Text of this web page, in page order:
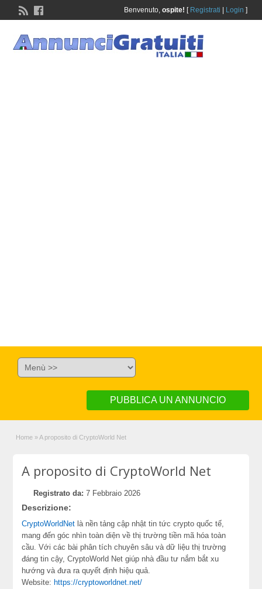
Benvenuto, ospite! [ Registrati Login ]
PUBBLICA UN ANNUNCIO
Home » A proposito di CryptoWorld Net
A proposito di CryptoWorld Net
Registrato da: 7 Febbraio 2026
Descrizione:
CryptoWorldNet là nền tảng cập nhật tin tức crypto quốc tế,
mang đến góc nhìn toàn diện về thị trường tiền mã hóa toàn
cầu. Với các bài phân tích chuyên sâu và dữ liệu thị trường
đáng tin cậy, CryptoWorld Net giúp nhà đầu tư nắm bắt xu
hướng và đưa ra quyết định hiệu quả.
Website: https://cryptoworldnet.net/